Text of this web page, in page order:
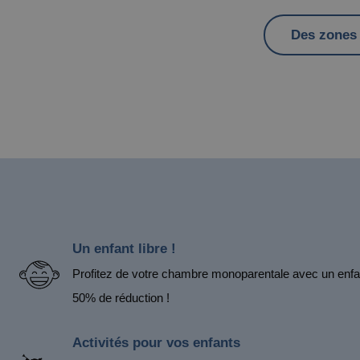
Des
Un enfant libre !
Profitez de votre chambre monoparentale avec un
50% de réduction !
Activités pour vos enfants